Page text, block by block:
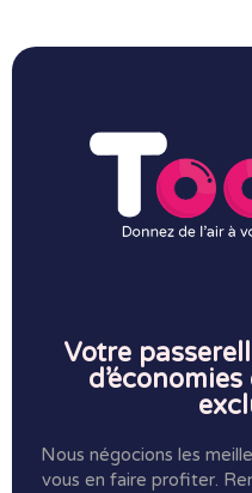
Votre
Nous négocions les
vous en faire profiter.